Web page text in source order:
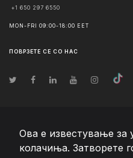
Ова е известување за
колачиња. Затворете
+1 650 297 6550
MON-FRI 09:00-18:00 EET
ПОВРЗЕТЕ СЕ СО НАС
© Авторско право2026 Team